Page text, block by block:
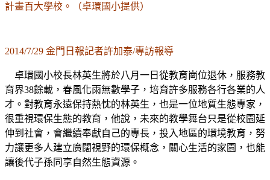
計畫百大學校。（卓環國小提供）
2014/7/29 金門日報記者許加泰/專訪報導
卓環國小校長林英生將於八月一日從教育崗位退休，服務教
育界38餘載，春風化雨無數學子，培育許多服務各行各業的人
才。對教育永遠保持熱忱的林英生，也是一位地質生態專家，
很重視環保生態的教育，他說，未來的教學舞台只是從校園延
伸到社會，會繼續奉獻自己的專長，投入地區的環境教育，努
力讓更多人建立廣闊視野的環保概念，關心生活的家園，也能
讓後代子孫同享自然生態資源。